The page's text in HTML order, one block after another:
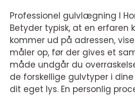
Professionel gulvlægning I
Betyder typisk, at en erfaren
kommer ud på adressen,
måler op, før der gives et
måde undgår du
de forskellige gulvtyper i
dit eget lys. En personlig